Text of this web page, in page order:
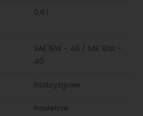
0,6 l
SAE 15W - 40 / SAE 10W -
40
Rozbryzgowe
Powietrze